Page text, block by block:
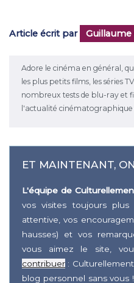
Article écrit par Guillaume
Adore le cinéma en général,
les plus petits films, les séries
nombreux tests de blu-ray et
l'actualité cinématographique
ET MAINTENANT,
L'équipe de
vos visites toujours plus
attentive, vos
hausses) et vos
vous aimez le site,
contribuer :
blog personnel sans vous